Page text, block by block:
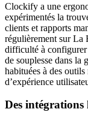
Clockify a une
expérimentés la
clients et rapports
régulièrement sur La
difficulté à configurer
de souplesse dans la
habituées à des
d’expérience
Des intégrations